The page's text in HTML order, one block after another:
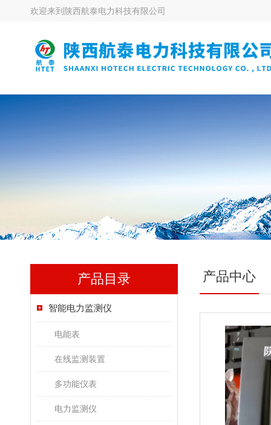
欢迎来到 陕西航泰电力科技有限公司
产品目录
智能电力监测仪
电能表
在线监测装置
多功能仪表
电力监测仪
产品中心